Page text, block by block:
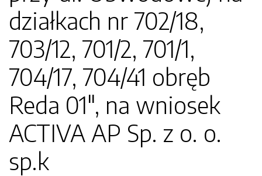
działkach nr 702/18,
703/12, 701/2, 701/1,
704/17, 704/41 obręb
Reda 01", na wniosek
ACTIVA AP Sp. z o. o.
sp.k